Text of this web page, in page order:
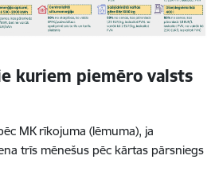
kuriem piemēro valsts
MK rīkojuma (lēmuma), ja
trīs mēnešus pēc kārtas pārsniegs